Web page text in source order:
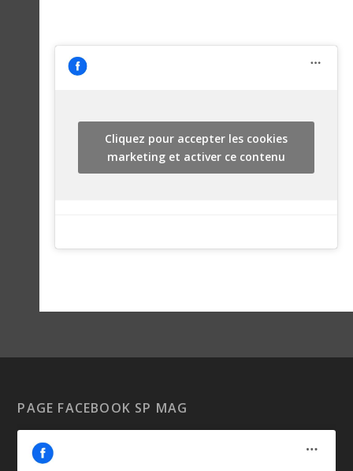
Cliquez pour accepter les cookies
marketing et activer ce contenu
PAGE FACEBOOK SP MAG